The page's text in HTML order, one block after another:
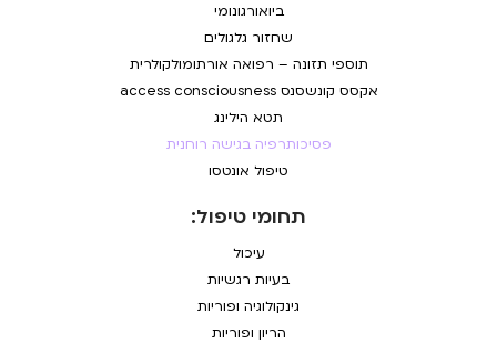
תחומי טיפול:
עיכול
בעיות רגשיות
גינקולוגיה ופוריות
הריון ופוריות
ביואורגונומי
שחזור גלגולים
תוספי תזונה – רפואה אורתומולקולרית
אקסס קונשסנס access consciousness
תטא הילינג
פסיכותרפיה בגישה רוחנית
טיפול אונטסו